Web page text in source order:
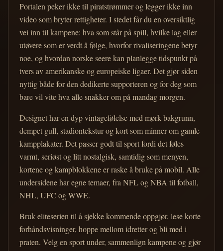
Portalen peker ikke til piratstrømmer og legger ikke inn
video som bryter rettigheter. I stedet får du en oversiktlig
vei inn til kampene: hva som står på spill, hvilke lag eller
utøvere som er verdt å følge, hvorfor rivaliseringene betyr
noe, og hvordan norske seere kan planlegge tidspunkt på
tvers av amerikanske og europeiske ligaer. Det gjør siden
nyttig både for den dedikerte supporteren og for deg som
bare vil vite hva alle snakker om på mandag morgen.
Designet har en dyp vintagefølelse med mørk bakgrunn,
dempet gull, stadiontekstur og kort som minner om gamle
kampplakater. Det passer godt til sport fordi det føles
varmt, seriøst og litt nostalgisk, samtidig som menyen,
kortene og kampblokkene er raske å bruke på mobil. Alle
undersidene har egne temaer, fra NFL og NBA til fotball,
NHL, UFC og WWE.
Bruk eliteserien til å sjekke kommende oppgjør, lese korte
forhåndsvisninger, hoppe mellom idretter og bli med i
praten. Velg en sport under, sammenlign kampene og gjør